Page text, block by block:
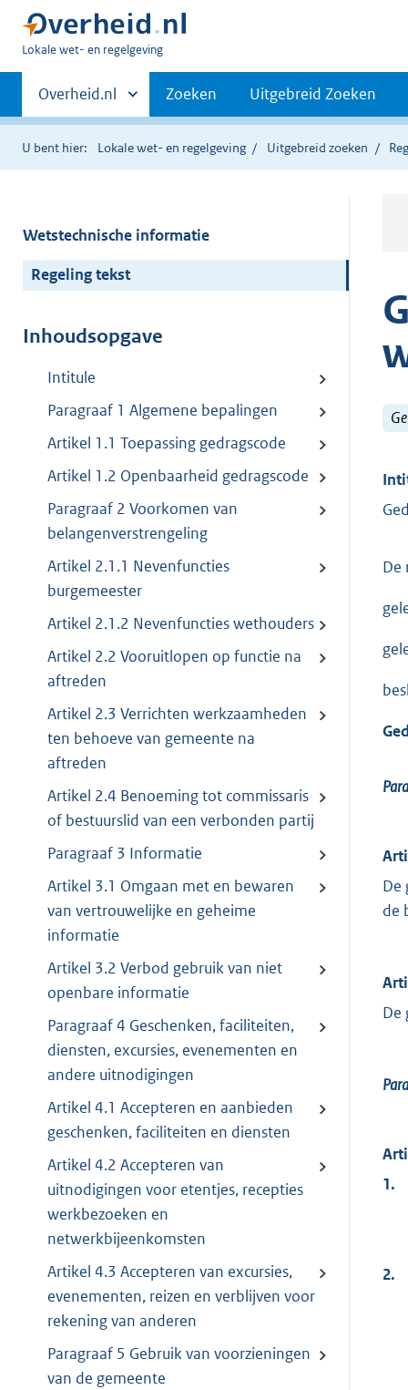
U
hier:
Lokale wet- en regelgeving
Primaire
navigatie
Andere
sites
binnen
Overheid.nl Zoeken Uitgebreid Zoeken
U bent hier: Lokale wet- en regelgeving Uitgebreid zoeken
Wetstechnische informatie
Regeling tekst
Inhoudsopgave
Intitule
Paragraaf 1 Algemene bepalingen
Artikel 1.1 Toepassing gedragscode
Artikel 1.2 Openbaarheid gedragscode
Paragraaf 2 Voorkomen van
belangenverstrengeling
Artikel 2.1.1 Nevenfuncties
burgemeester
Artikel 2.1.2 Nevenfuncties wethouders
Artikel 2.2 Vooruitlopen op functie na
aftreden
Artikel 2.3 Verrichten werkzaamheden
ten behoeve van gemeente na
aftreden
Artikel 2.4 Benoeming tot commissaris
of bestuurslid van een verbonden partij
Paragraaf 3 Informatie
Artikel 3.1 Omgaan met en bewaren
van vertrouwelijke en geheime
informatie
Artikel 3.2 Verbod gebruik van niet
openbare informatie
Paragraaf 4 Geschenken, faciliteiten,
diensten, excursies, evenementen en
andere uitnodigingen
Artikel 4.1 Accepteren en aanbieden
geschenken, faciliteiten en diensten
Artikel 4.2 Accepteren van
uitnodigingen voor etentjes, recepties
werkbezoeken en
netwerkbijeenkomsten
Artikel 4.3 Accepteren van excursies,
evenementen, reizen en verblijven voor
rekening van anderen
Paragraaf 5 Gebruik van voorzieningen
van de gemeente
De
De
de
De
1.
2.